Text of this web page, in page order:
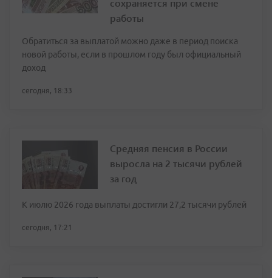
сохраняется при смене
работы
Обратиться за выплатой можно даже в период поиска
новой работы, если в прошлом году был официальный
доход
сегодня, 18:33
Средняя пенсия в России
выросла на 2 тысячи рублей
за год
К июлю 2026 года выплаты достигли 27,2 тысячи рублей
сегодня, 17:21